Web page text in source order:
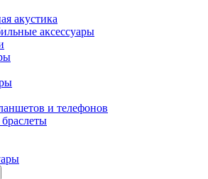
акустика
аксессуары
и телефонов